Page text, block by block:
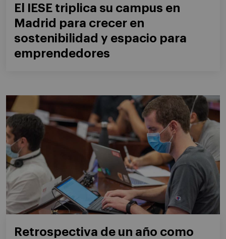
El IESE triplica su campus en
Madrid para crecer en
sostenibilidad y espacio para
emprendedores
Retrospectiva de un año como